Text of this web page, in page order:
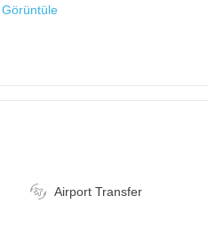
Görüntüle
Airport Transfer